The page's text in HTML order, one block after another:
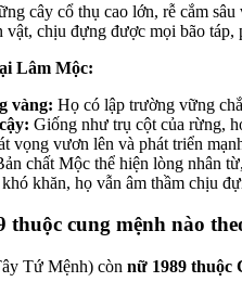
cây cổ thụ cao lớn, rễ cắm
vật, chịu đựng được mọi bão táp,
Lâm Mộc:
vàng: Họ có lập trường vững
Giống như trụ cột của rừng,
vọng vươn lên và phát triển
chất Mộc thể hiện lòng nhân
khăn, họ vẫn âm thầm chịu
thuộc cung mệnh nào
Tứ Mệnh) còn nữ 1989 thuộc